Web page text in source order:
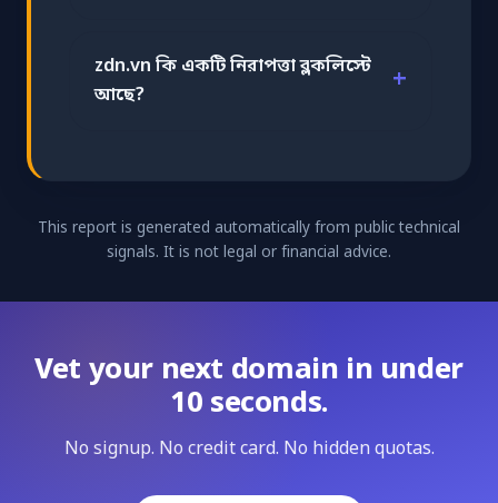
zdn.vn কি একটি নিরাপত্তা ব্লকলিস্টে
আছে?
This report is generated automatically from public technical
signals. It is not legal or financial advice.
Vet your next domain in under
10 seconds.
No signup. No credit card. No hidden quotas.